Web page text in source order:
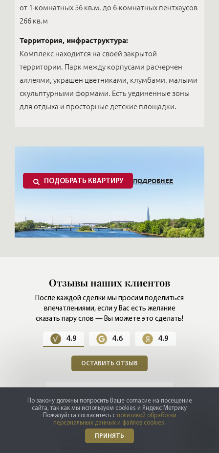
от 1-комнатных 56 кв.м. до 6-комнатных пентхаусов
266 кв.м
Территория, инфраструктура:
Комплекс находится на своей закрытой
территории. Парк между корпусами расчерчен
аллеями, украшен цветниками, клумбами, малыми
скульптурными формами. Есть уединенные зоны
для отдыха и просторные детские площадки.
ПОДОБРАТЬ КВАРТИРУ ПОДРОБНЕЕ
Отзывы наших клиентов
После каждой сделки мы просим поделиться
впечатлениями,если у Вас есть желание
сказать пару слов — Вы можете это сделать!
4.9 4.6 4.9
ОСТАВИТЬ ОТЗЫВ
Олег Николаевич
Все устраивает, все хорошо. Антон
высококлассный специалист. Да, я
По закону должны попросить Ваше согласие на посещение
сайта, так как мы используем cookies и Яндекс Метрику.
Пожалуйста согласитесь с политикой обработки
персональных данных и файлов cookies.
ПРИНЯТЬ